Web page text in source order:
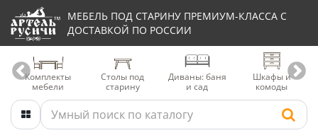
МЕБЕЛЬ ПОД СТАРИНУ ПРЕМИУМ-КЛАССА С
ДОСТАВКОЙ ПО РОССИИ
Комплекты
мебели
Столы под
старину
Диваны: баня
и сад
Шкафы и
комоды